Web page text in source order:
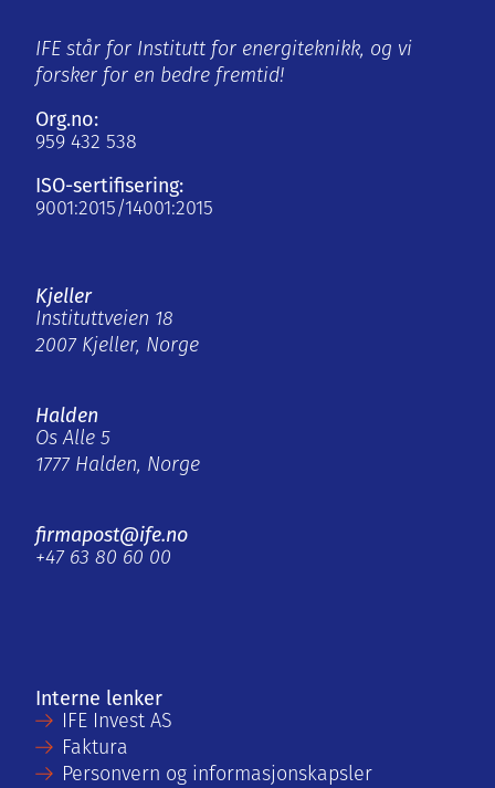
IFE står for Institutt for energiteknikk, og vi
forsker for en bedre fremtid!
Org.no:
959 432 538
ISO-sertifisering:
9001:2015/14001:2015
Kjeller
Instituttveien 18
2007 Kjeller, Norge
Halden
Os Alle 5
1777 Halden, Norge
firmapost@ife.no
+47 63 80 60 00
Interne lenker
IFE Invest AS
Faktura
Personvern og informasjonskapsler